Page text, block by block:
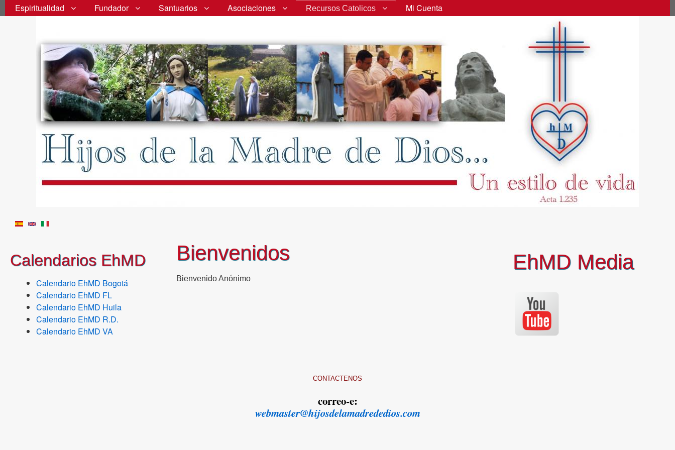
Espiritualidad Fundador Santuarios Asociaciones Recursos Catolicos Mi Cuenta
Bienvenidos
Bienvenido Anónimo
Calendarios EhMD
Calendario EhMD Bogotá
Calendario EhMD FL
Calendario EhMD Huila
Calendario EhMD R.D.
Calendario EhMD VA
EhMD Media
CONTACTENOS
correo-e:
webmaster@hijosdelamadrededios.com